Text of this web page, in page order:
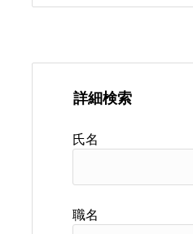
詳細検索
氏名
職名